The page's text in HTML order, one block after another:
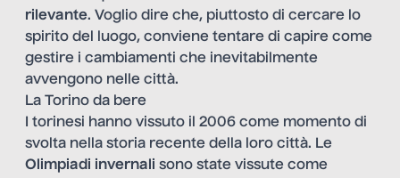
rilevante. Voglio dire che, piuttosto di cercare lo
spirito del luogo, conviene tentare di capire come
gestire i cambiamenti che inevitabilmente
avvengono nelle città.
La Torino da bere
I torinesi hanno vissuto il 2006 come momento di
svolta nella storia recente della loro città. Le
Olimpiadi invernali sono state vissute come